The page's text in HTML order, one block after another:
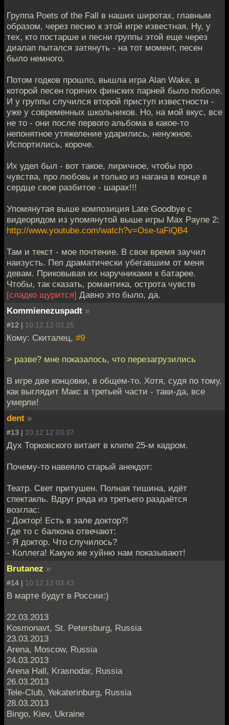
Группа Poets of the Fall в наших широтах, главным
образом, через песню к этой игре известная. Ну, у
тех, кто постарше и песни группы этой еще через
диалап пытался затянуть - на тот момент, песен
было немного.
Потом годков прошло, вышла игра Alan Wake, в
которой песен горячих финских парней было поболе.
И у группы случился второй приступ известности -
уже у современных школьников. Но, на мой вкус, все
не то - они после первого альбома в какое-то
непонятное утяжеление ударились, ненужное.
Испортились, короче.
Их удел был - вот такое, лиричное, чтобы про
чувства, про любовь и только из нагана в конце в
сердце свое разбитое - шарах!!!
Упомянутая выше композиция Late Goodbye с
видеорядом из упомянутой выше игры Max Payne 2:
http://www.youtube.com/watch?v=Ose-taFiQB4
Там и текст - мое почтение. В свое время заучил
наизусть. Пел драматически убегавшим от меня
девам. Приковывая их наручниками к батарее.
Чтобы, так сказать, романтика, острота чувств
[сладко щурится] Давно это было, да.
Kommienezuspadt »
#12 | 10.12.12 03:25
Кому: Скиталец, #9
> разве? мне показалось, что перезагрузились
В игре две концовки, в общем-то. Хотя, судя по тому,
как выглядит Макс в третьей части - таки-да, все
умерли!
dent »
#13 | 10.12.12 03:37
Дух Торковского витает в клипе 25-м кадром.
Почему-то навеяло старый анекдот:
Театр. Свет притушен. Полная тишина, идёт
спектакль. Вдруг ряда из третьего раздаётся
возглас:
- Доктор! Есть в зале доктор?!
Где то с балкона отвечают:
- Я доктор. Что случилось?
- Коллега! Какую же хуйню нам показывают!
Brutanez »
#14 | 10.12.12 03:43
В марте будут в России:)
22.03.2013
Kosmonavt, St. Petersburg, Russia
23.03.2013
Arena, Moscow, Russia
24.03.2013
Arena Hall, Krasnodar, Russia
26.03.2013
Tele-Club, Yekaterinburg, Russia
28.03.2013
Bingo, Kiev, Ukraine